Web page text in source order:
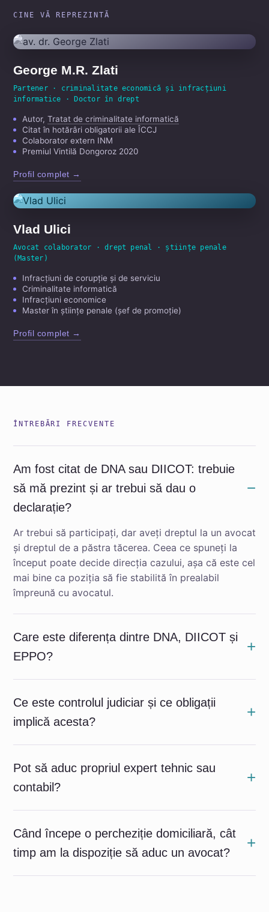
CINE VĂ REPREZINTĂ
George M.R. Zlati
Partener · criminalitate economică și infracțiuni
informatice · Doctor în drept
Autor, Tratat de criminalitate informatică
Citat în hotărâri obligatorii ale ÎCCJ
Colaborator extern INM
Premiul Vintilă Dongoroz 2020
Profil complet →
Vlad Ulici
Avocat colaborator · drept penal · științe penale
(Master)
Infracțiuni de corupție și de serviciu
Criminalitate informatică
Infracțiuni economice
Master în științe penale (șef de promoție)
Profil complet →
ÎNTREBĂRI FRECVENTE
Am fost citat de DNA sau DIICOT: trebuie
să mă prezint și ar trebui să dau o
declarație?
Ar trebui să participați, dar aveți dreptul la un avocat
și dreptul de a păstra tăcerea. Ceea ce spuneți la
început poate decide direcția cazului, așa că este cel
mai bine ca poziția să fie stabilită în prealabil
împreună cu avocatul.
Care este diferența dintre DNA, DIICOT și
EPPO?
Ce este controlul judiciar și ce obligații
implică acesta?
Pot să aduc propriul expert tehnic sau
contabil?
Când începe o percheziție domiciliară, cât
timp am la dispoziție să aduc un avocat?